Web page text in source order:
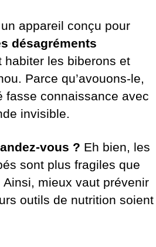
appareil conçu pour
désagréments
habiter les biberons et
Parce qu’avouons-le,
fasse connaissance avec
invisible.
vous ? Eh bien, les
sont plus fragiles que
mieux vaut prévenir
outils de nutrition soient